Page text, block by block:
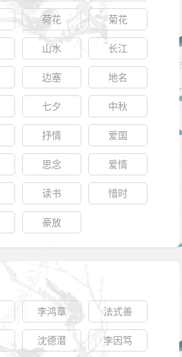
荷花 菊花
山水 长江
边塞 地名
七夕 中秋
抒情 爱国
思念 爱情
读书 惜时
豪放
李鸿章 法式善
沈德潜 李因笃